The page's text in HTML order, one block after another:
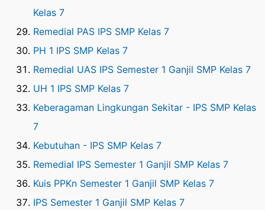
Kelas 7
Remedial PAS IPS SMP Kelas 7
PH 1 IPS SMP Kelas 7
Remedial UAS IPS Semester 1 Ganjil SMP Kelas 7
UH 1 IPS SMP Kelas 7
Keberagaman Lingkungan Sekitar - IPS SMP Kelas
7
Kebutuhan - IPS SMP Kelas 7
Remedial IPS Semester 1 Ganjil SMP Kelas 7
Kuis PPKn Semester 1 Ganjil SMP Kelas 7
IPS Semester 1 Ganjil SMP Kelas 7